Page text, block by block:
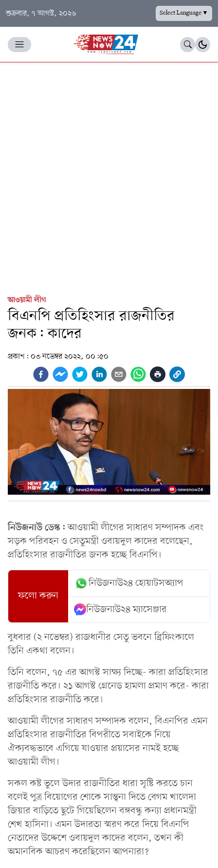
শুক্রবার, ৭ আগস্ট, ২০২৬ Select Language▼
আওয়ামী লীগ
বিএনপি প্রতিহিংসার রাজনীতির
জনক: কাদের
প্রকাশ: ০৩ নভেম্বর ২০২২, ০০:৫০
নিউজনাউ ডেস্ক:আওয়ামী লীগের সাধারণ সম্পাদক এবং
সড়ক পরিবহন ও সেতুমন্ত্রী ওবায়দুল কাদের বলেছেন,
প্রতিহিংসার রাজনীতির জনক হচ্ছে বিএনপি।
ফলো করুন
নিউজনাউ২৪ হোয়াটসঅ্যাপ
নিউজনাউ২৪ ম্যাসেঞ্জার
বুধবার (২ নভেম্বর) রাজধানীর সেতু ভবনে ব্রিফিংকালে
তিনি একথা বলেন।
তিনি বলেন, ৭৫ এর আগস্ট সাক্ষ্য দিচ্ছে- কারা প্রতিহিংসার
রাজনীতি করে। ২১ আগস্ট গ্রেনেড হামলা প্রমাণ করে- কারা
প্রতিহিংসার রাজনীতি করে।
আওয়ামী লীগের সাধারণ সম্পাদক বলেন, বিএনপির এমন
প্রতিহিংসার রাজনীতির বিপরীতে সবাইকে নিয়ে
ঐক্যবদ্ধভাবে এগিয়ে যাওয়ার প্রয়াসের নামই হচ্ছে
আওয়ামী লীগ।
সকল কষ্ট ভুলে উদার রাজনীতির ধারা সৃষ্টি করতে চান
বলেই পুত্র বিয়োগের শোকে সান্ত্বনা দিতে বেগম খালেদা
জিয়ার বাড়িতে ছুটে গিয়েছিলেন বঙ্গবন্ধু কন্যা প্রধানমন্ত্রী
শেখ হাসিনা। এমন উদারতা স্মরণ করে দিয়ে বিএনপি
নেতাদের উদ্দেশে ওবায়দুল কাদের বলেন, তখন কী
অমানবিক আচরণ করেছিলেন আপনারা?